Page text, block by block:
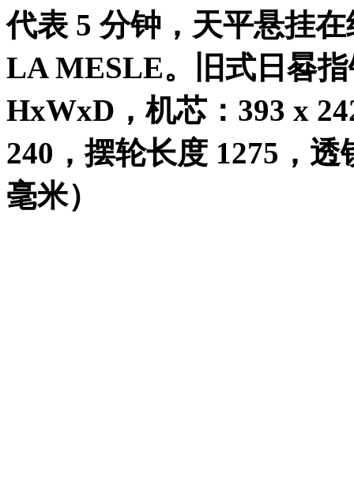
代表 5 分钟，天平悬挂
LA MESLE。旧式日晷
HxWxD ，机芯： 393 x
240 ，摆轮长度 1275 ，
毫米）